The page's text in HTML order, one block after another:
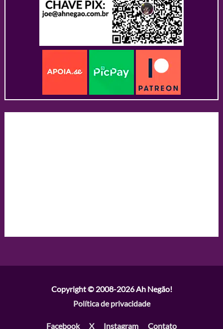
Copyright © 2008-2026Ah Negão!
Política de privacidade
Facebook X Instagram Contato